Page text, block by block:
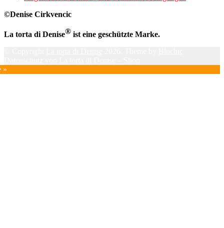
©Denise Cirkvencic
La torta di Denise® ist eine geschützte Marke.
»